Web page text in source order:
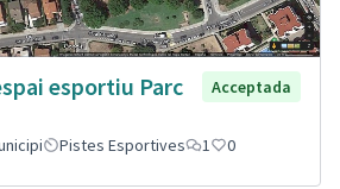
esportiu Parc
Acceptada
Pistes Esportives 1 0